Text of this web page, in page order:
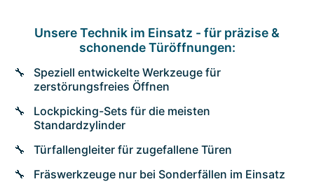
Unsere Technik im Einsatz - für präzise &
schonende Türöffnungen:
Speziell entwickelte Werkzeuge für
zerstörungsfreies Öffnen
Lockpicking-Sets für die meisten
Standardzylinder
Türfallengleiter für zugefallene Türen
Fräswerkzeuge nur bei Sonderfällen im Einsatz